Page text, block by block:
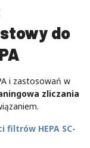
do
i zastosowań w
zliczania
filtrów HEPA SC-